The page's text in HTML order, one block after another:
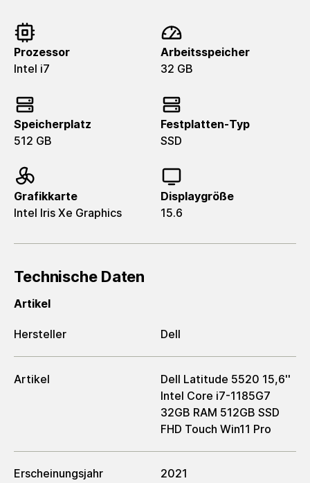
Prozessor
Intel i7
Arbeitsspeicher
32 GB
Speicherplatz
512 GB
Festplatten-Typ
SSD
Grafikkarte
Intel Iris Xe Graphics
Displaygröße
15.6
Technische Daten
Artikel
Hersteller Dell
Artikel
Dell Latitude 5520 15,6''
Intel Core i7-1185G7
32GB RAM 512GB SSD
FHD Touch Win11 Pro
Erscheinungsjahr 2021